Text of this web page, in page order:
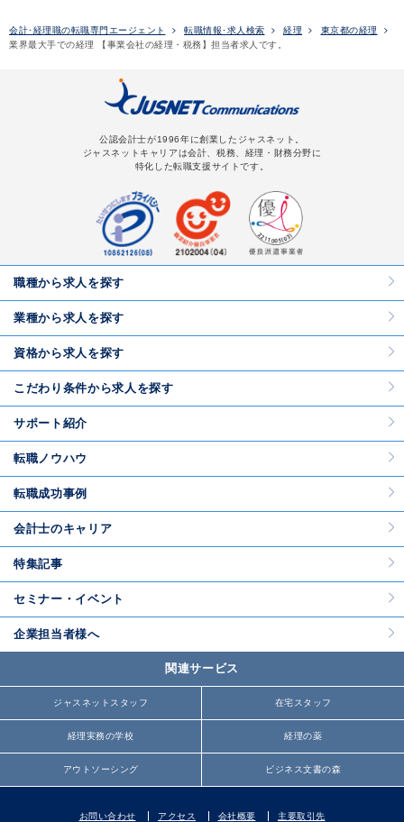
会計･経理職の転職専門エージェント 転職情報･求人検索 経理
東京都の経理
業界最大手での経理 【事業会社の経理・税務】担当者求人です。
公認会計士が1996年に創業したジャスネット。
ジャスネットキャリアは会計、税務、経理・財務分野に
特化した転職支援サイトです。
職種から求人を探す
業種から求人を探す
資格から求人を探す
こだわり条件から求人を探す
サポート紹介
転職ノウハウ
転職成功事例
会計士のキャリア
特集記事
セミナー・イベント
企業担当者様へ
関連サービス
ジャスネットスタッフ 在宅スタッフ
経理実務の学校 経理の薬
アウトソーシング ビジネス文書の森
お問い合わせ アクセス 会社概要 主要取引先